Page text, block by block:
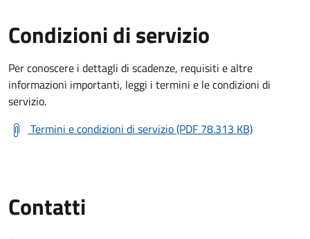
Condizioni di servizio
Per conoscere i dettagli di scadenze, requisiti e altre
informazioni importanti, leggi i termini e le condizioni di
servizio.
Termini e condizioni di servizio (PDF 78.313 KB)
Contatti